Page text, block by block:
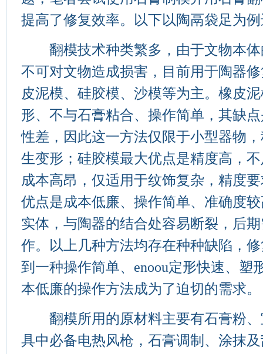
提高了修复效率。以下以陶鬲袋足为
翻模技术种类繁多，由于文物本体
不可对文物造成损害，目前用于陶器
皮泥模、硅胶模、沙模等为主。橡皮
形、不与石膏粘合、操作简单，其缺
性差，因此这一方法仅限于小型器物
生变形；硅胶模最大优点是精度高，
成本高昂，仅适用于纹饰复杂，精度
优点是成本低廉、操作简单、准确度
实体，与陶器的结合处容易断裂，后
作。以上几种方法均存在种种缺陷，
到一种操作简单、enoou定形快速、塑
本低廉的操作方法成为了迫切的需求。
翻模所用的原材料主要有石膏粉、
具中必备电热风枪，石膏调制、涂抹